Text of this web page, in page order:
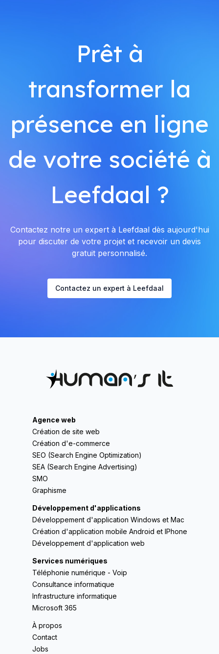
Prêt à
transformer la
présence en ligne
de votre société à
Leefdaal ?
Contactez notre un expert à Leefdaal dès aujourd'hui
pour discuter de votre projet et recevoir un devis
gratuit personnalisé.
Contactez un expert à Leefdaal
Agence web
Création de site web
Création d'e-commerce
SEO (Search Engine Optimization)
SEA (Search Engine Advertising)
SMO
Graphisme
Développement d'applications
Développement d'application Windows et Mac
Création d'application mobile Android et IPhone
Développement d'application web
Services numériques
Téléphonie numérique - Voip
Consultance informatique
Infrastructure informatique
Microsoft 365
À propos
Contact
Jobs